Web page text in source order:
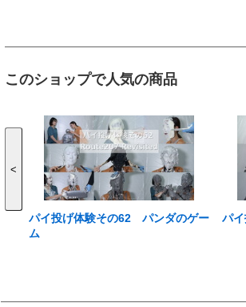
このショップで人気の商品
<
パイ投げ体験その62 パンダのゲー
ム
パ